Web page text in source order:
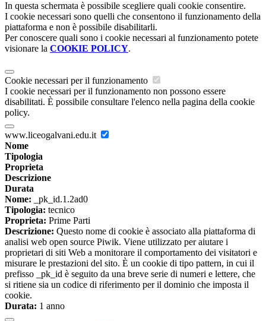
In questa schermata è possibile scegliere quali cookie consentire.
I cookie necessari sono quelli che consentono il funzionamento della
piattaforma e non è possibile disabilitarli.
Per conoscere quali sono i cookie necessari al funzionamento potete
visionare la COOKIE POLICY.
Cookie necessari per il funzionamento
I cookie necessari per il funzionamento non possono essere
disabilitati. È possibile consultare l'elenco nella pagina della cookie
policy.
www.liceogalvani.edu.it
Nome
Tipologia
Proprieta
Descrizione
Durata
Nome: _pk_id.1.2ad0
Tipologia: tecnico
Proprieta: Prime Parti
Descrizione: Questo nome di cookie è associato alla piattaforma di
analisi web open source Piwik. Viene utilizzato per aiutare i
proprietari di siti Web a monitorare il comportamento dei visitatori e
misurare le prestazioni del sito. È un cookie di tipo pattern, in cui il
prefisso _pk_id è seguito da una breve serie di numeri e lettere, che
si ritiene sia un codice di riferimento per il dominio che imposta il
cookie.
Durata: 1 anno